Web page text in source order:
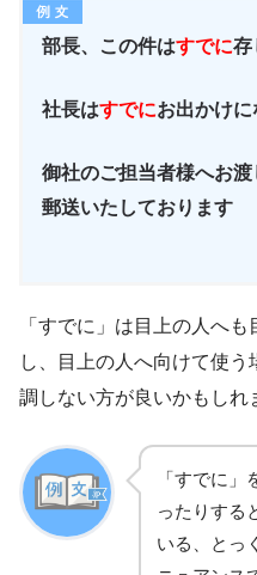
部長、この件はすでに存
社長はすでにお出かけ
御社のご担当者様へお渡
郵送いたしております
「すでに」は目上の人へ
し、目上の人へ向けて使
調しない方が良いかもしれ
「すでに
ったりする
いる、とっ